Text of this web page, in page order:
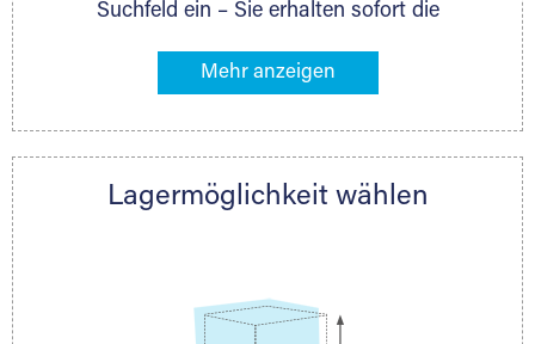
Suchfeld ein – Sie erhalten sofort die
Lagermöglichkeiten in Ihrer Nähe. An zahlreichen
direkt online mieten. Gibt es Extraraum noch
nächstgelegenen Partner und besprechen alles
Lagermöglichkeit wählen